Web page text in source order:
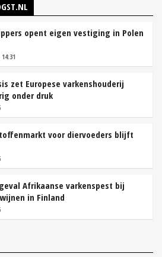
opent eigen vestiging in Polen
14:31
zet Europese varkenshouderij
onder druk
voor diervoeders blijft
Afrikaanse varkenspest bij
in Finland